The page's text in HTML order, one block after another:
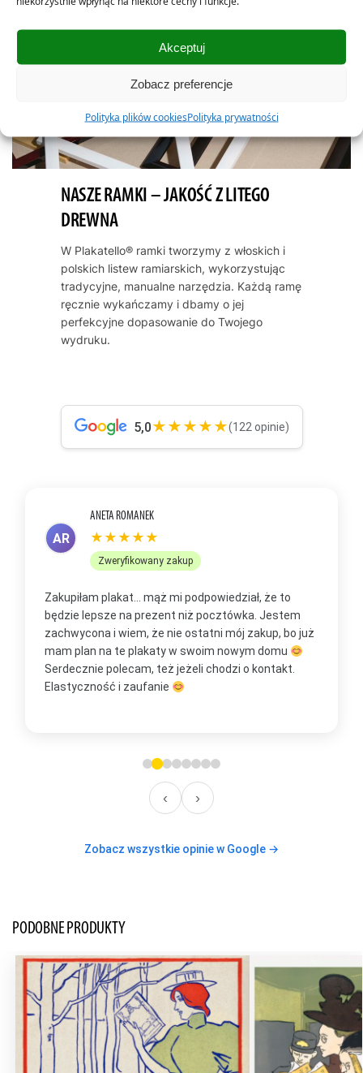
Akceptuj
Zobacz preferencje
Polityka plików cookiesPolityka prywatności
NASZE RAMKI – JAKOŚĆ Z LITEGO
DREWNA
W Plakatello® ramki tworzymy z włoskich i
polskich listew ramiarskich, wykorzystując
tradycyjne, manualne narzędzia. Każdą ramę
ręcznie wykańczamy i dbamy o jej
perfekcyjne dopasowanie do Twojego
wydruku.
5,0★★★★★(122 opinie)
AR
ANETA ROMANEK
★★★★★
Zweryfikowany zakup
Zakupiłam plakat... mąż mi podpowiedział, że to
będzie lepsze na prezent niż pocztówka. Jestem
zachwycona i wiem, że nie ostatni mój zakup, bo już
mam plan na te plakaty w swoim nowym domu
Serdecznie polecam, też jeżeli chodzi o kontakt.
Elastyczność i zaufanie
‹ ›
Zobacz wszystkie opinie w Google →
PODOBNE PRODUKTY